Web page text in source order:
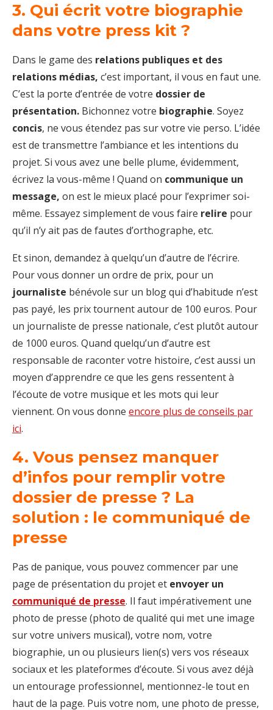
3. Qui écrit votre biographie
dans votre press kit ?
Dans le game des relations publiques et des
relations médias, c’est important, il vous en faut une.
C’est la porte d’entrée de votre dossier de
présentation. Bichonnez votre biographie. Soyez
concis, ne vous étendez pas sur votre vie perso. L’idée
est de transmettre l’ambiance et les intentions du
projet. Si vous avez une belle plume, évidemment,
écrivez la vous-même ! Quand on communique un
message, on est le mieux placé pour l’exprimer soi-
même. Essayez simplement de vous faire relire pour
qu’il n’y ait pas de fautes d’orthographe, etc.
Et sinon, demandez à quelqu’un d’autre de l’écrire.
Pour vous donner un ordre de prix, pour un
journaliste bénévole sur un blog qui d’habitude n’est
pas payé, les prix tournent autour de 100 euros. Pour
un journaliste de presse nationale, c’est plutôt autour
de 1000 euros. Quand quelqu’un d’autre est
responsable de raconter votre histoire, c’est aussi un
moyen d’apprendre ce que les gens ressentent à
l’écoute de votre musique et les mots qui leur
viennent. On vous donne encore plus de conseils par
ici.
4. Vous pensez manquer
d’infos pour remplir votre
dossier de presse ? La
solution : le communiqué de
presse
Pas de panique, vous pouvez commencer par une
page de présentation du projet et envoyer un
communiqué de presse. Il faut impérativement une
photo de presse (photo de qualité qui met une image
sur votre univers musical), votre nom, votre
biographie, un ou plusieurs lien(s) vers vos réseaux
sociaux et les plateformes d’écoute. Si vous avez déjà
un entourage professionnel, mentionnez-le tout en
haut de la page. Puis votre nom, une photo de presse,